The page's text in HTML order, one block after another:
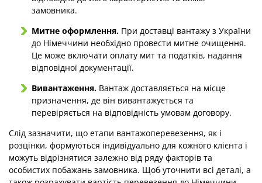
замовника.
Митне оформлення.При доставці вантажу з України
до Німеччини необхідно провести митне очищення.
Це може включати оплату мит та податків, надання
відповідної документації.
Вивантаження.Вантаж доставляється на місце
призначення, де він вивантажується та
перевіряється на відповідність умовам договору.
Слід зазначити, що етапи вантажоперевезення, як і
розцінки, формуються індивідуально для кожного клієнта і
можуть відрізнятися залежно від ряду факторів та
особистих побажань замовника. Щоб уточнити всі деталі, а